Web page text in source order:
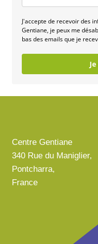
J'accepte de recevoir des
Gentiane, je peux me
bas des emails que je
Centre Gentiane
340 Rue du Maniglier,
Pontcharra,
France